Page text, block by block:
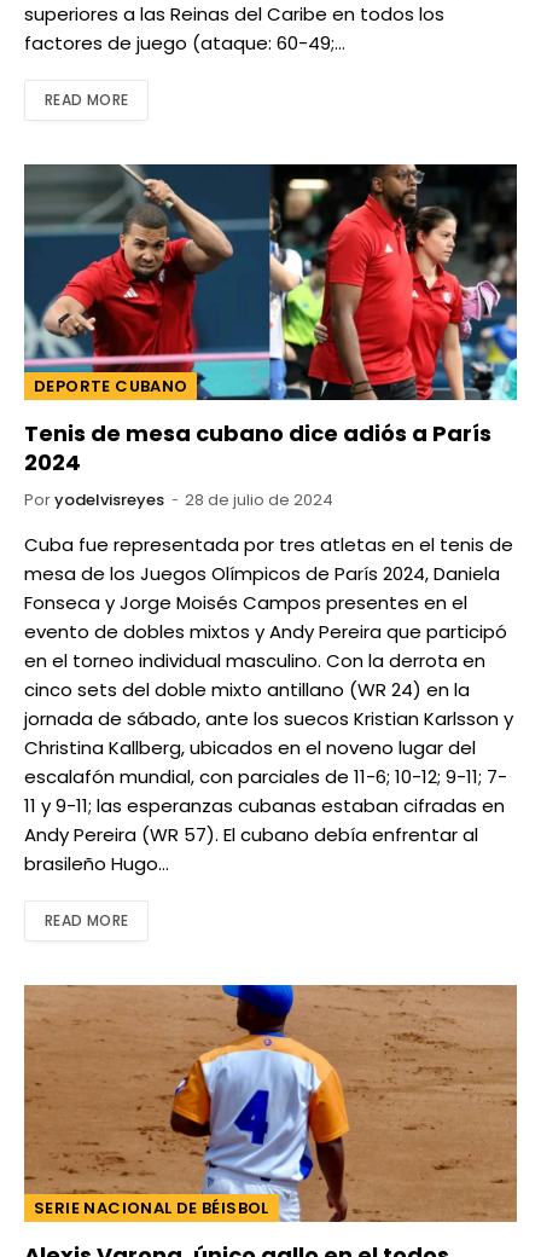
superiores a las Reinas del Caribe en todos los
factores de juego (ataque: 60-49;…
READ MORE
DEPORTE CUBANO
Tenis de mesa cubano dice adiós a París
2024
Poryodelvisreyes 28 de julio de 2024
Cuba fue representada por tres atletas en el tenis de
mesa de los Juegos Olímpicos de París 2024, Daniela
Fonseca y Jorge Moisés Campos presentes en el
evento de dobles mixtos y Andy Pereira que participó
en el torneo individual masculino. Con la derrota en
cinco sets del doble mixto antillano (WR 24) en la
jornada de sábado, ante los suecos Kristian Karlsson y
Christina Kallberg, ubicados en el noveno lugar del
escalafón mundial, con parciales de 11-6; 10-12; 9-11; 7-
11 y 9-11; las esperanzas cubanas estaban cifradas en
Andy Pereira (WR 57). El cubano debía enfrentar al
brasileño Hugo…
READ MORE
SERIE NACIONAL DE BÉISBOL